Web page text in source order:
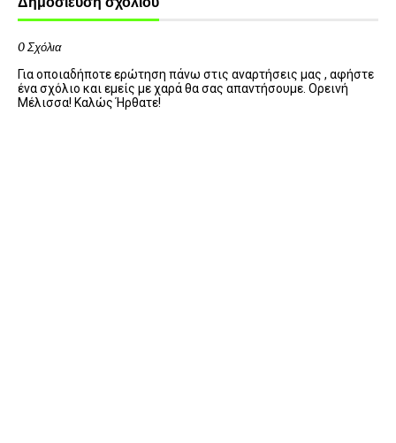
0 Σχόλια
Για οποιαδήποτε ερώτηση πάνω στις αναρτήσεις μας , αφήστε
ένα σχόλιο και εμείς με χαρά θα σας απαντήσουμε. Ορεινή
Μέλισσα! Καλώς Ήρθατε!